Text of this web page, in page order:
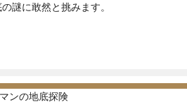
謎に敢然と挑みます。